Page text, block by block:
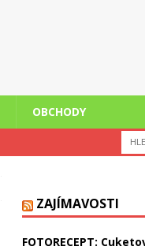
OBCHODY
ZAJÍMAVOSTI
FOTORECEPT: